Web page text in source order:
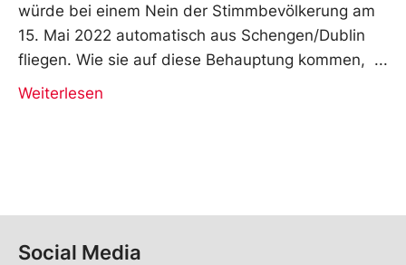
würde bei einem Nein der Stimmbevölkerung am
15. Mai 2022 automatisch aus Schengen/Dublin
fliegen. Wie sie auf diese Behauptung kommen,
Weiterlesen
Social Media